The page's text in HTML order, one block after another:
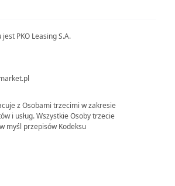
PKO Leasing S.A.
z Osobami trzecimi w zakresie
i usług. Wszystkie Osoby trzecie
myśl przepisów Kodeksu